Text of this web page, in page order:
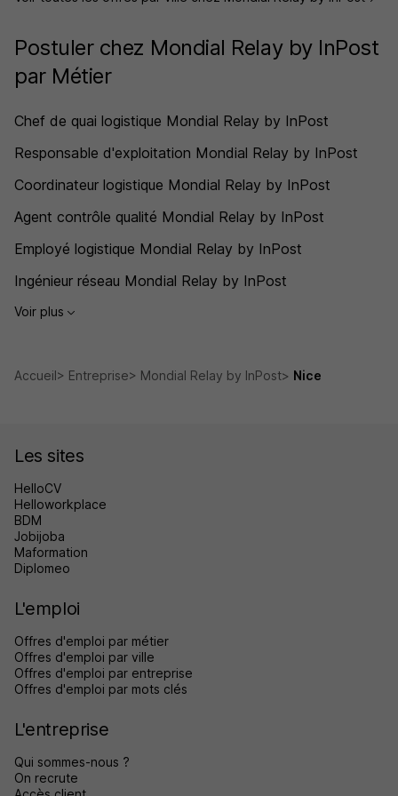
Postuler chez Mondial Relay by InPost
par Métier
Chef de quai logistique Mondial Relay by InPost
Responsable d'exploitation Mondial Relay by InPost
Coordinateur logistique Mondial Relay by InPost
Agent contrôle qualité Mondial Relay by InPost
Employé logistique Mondial Relay by InPost
Ingénieur réseau Mondial Relay by InPost
Voir plus
Accueil Entreprise Mondial Relay by InPost Nice
Les sites
HelloCV
Helloworkplace
BDM
Jobijoba
Maformation
Diplomeo
L'emploi
Offres d'emploi par métier
Offres d'emploi par ville
Offres d'emploi par entreprise
Offres d'emploi par mots clés
L'entreprise
Qui sommes-nous ?
On recrute